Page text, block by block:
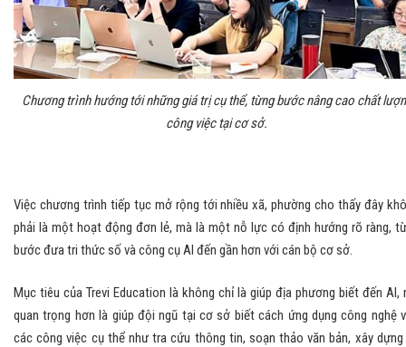
Chương trình hướng tới những giá trị cụ thể, từng bước nâng cao chất
công việc tại cơ sở.
Việc chương trình tiếp tục mở rộng tới nhiều xã, phường cho thấy đây
phải là một hoạt động đơn lẻ, mà là một nỗ lực có định hướng rõ ràng,
bước đưa tri thức số và công cụ AI đến gần hơn với cán bộ cơ sở.
Mục tiêu của Trevi Education là không chỉ là giúp địa phương biết đến AI,
quan trọng hơn là giúp đội ngũ tại cơ sở biết cách ứng dụng công nghệ
các công việc cụ thể như tra cứu thông tin, soạn thảo văn bản, xây